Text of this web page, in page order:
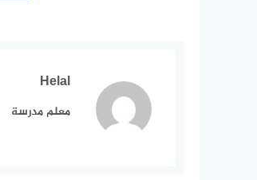
Helal
معلم مدرسة